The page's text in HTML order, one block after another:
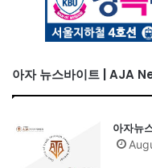
아자 뉴스바이트 | AJA
아자뉴